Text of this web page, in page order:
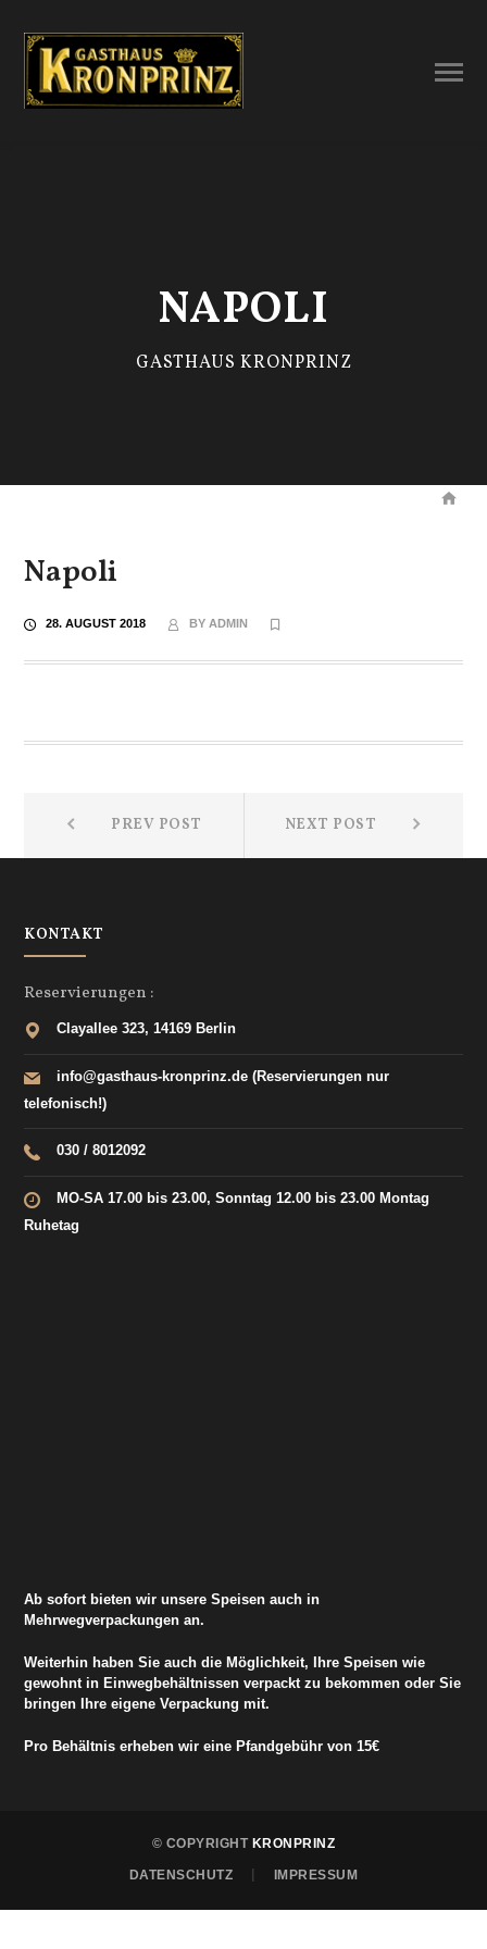
NAPOLI
GASTHAUS KRONPRINZ
Napoli
28. AUGUST 2018 BY ADMIN
Beitragsnavigation
PREV POST NEXT POST
KONTAKT
Reservierungen :
Clayallee 323, 14169 Berlin
info@gasthaus-kronprinz.de (Reservierungen nur
telefonisch!)
030 / 8012092
MO-SA 17.00 bis 23.00, Sonntag 12.00 bis 23.00 Montag
Ruhetag
Ab sofort bieten wir unsere Speisen auch in
Mehrwegverpackungen an.
Weiterhin haben Sie auch die Möglichkeit, Ihre Speisen wie
gewohnt in Einwegbehältnissen verpackt zu bekommen oder Sie
bringen Ihre eigene Verpackung mit.
Pro Behältnis erheben wir eine Pfandgebühr von 15€
© COPYRIGHT KRONPRINZ
DATENSCHUTZ IMPRESSUM